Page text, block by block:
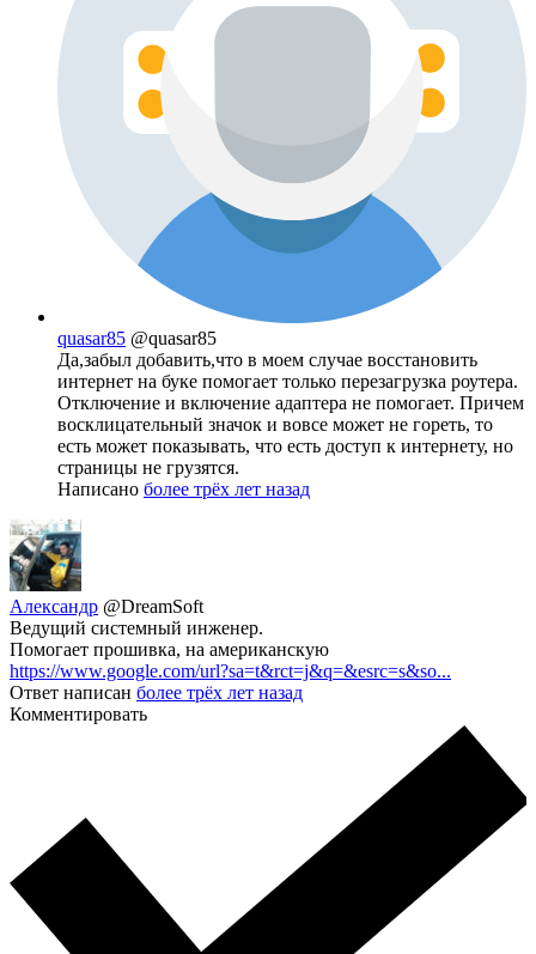
quasar85 @quasar85
Да,забыл добавить,что в моем случае восстановить
интернет на буке помогает только перезагрузка роутера.
Отключение и включение адаптера не помогает. Причем
восклицательный значок и вовсе может не гореть, то
есть может показывать, что есть доступ к интернету, но
страницы не грузятся.
Написано более трёх лет назад
Александр @DreamSoft
Ведущий системный инженер.
Помогает прошивка, на американскую
https://www.google.com/url?sa=t&rct=j&q=&esrc=s&so...
Ответ написан более трёх лет назад
Комментировать